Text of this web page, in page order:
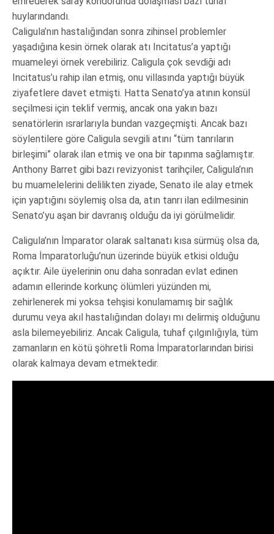
huylarındandı.
Caligula’nın hastalığından sonra zihinsel problemler
yaşadığına kesin örnek olarak atı Incitatus’a yaptığı
muameleyi örnek verebiliriz. Caligula çok sevdiği adı
Incitatus’u rahip ilan etmiş, onu villasında yaptığı büyük
ziyafetlere davet etmişti. Hatta Senato’ya atının konsül
seçilmesi için teklif vermiş, ancak ona yakın bazı
senatörlerin ısrarlarıyla bundan vazgeçmişti. Ancak bazı
söylentilere göre Caligula sevgili atını “tüm tanrıların
birleşimi” olarak ilan etmiş ve ona bir tapınma sağlamıştır.
Anthony Barret gibi bazı revizyonist tarihçiler, Caligula’nın
bu muamelelerini delilikten ziyade, Senato ile alay etmek
için yaptığını söylemiş olsa da, atın tanrı ilan edilmesinin
Senato’yu aşan bir davranış olduğu da iyi görülmelidir.
Caligula’nın İmparator olarak saltanatı kısa sürmüş olsa da,
Roma İmparatorluğu’nun üzerinde büyük etkisi olduğu
açıktır. Aile üyelerinin onu daha sonradan evlat edinen
adamın ellerinde korkunç ölümleri yüzünden mi,
zehirlenerek mi yoksa tehşisi konulamamış bir sağlık
durumu veya akıl hastalığından dolayı mı delirmiş olduğunu
asla bilemeyebiliriz. Ancak Caligula, tuhaf çılgınlığıyla, tüm
zamanların en kötü şöhretli Roma İmparatorlarından birisi
olarak kalmaya devam etmektedir.